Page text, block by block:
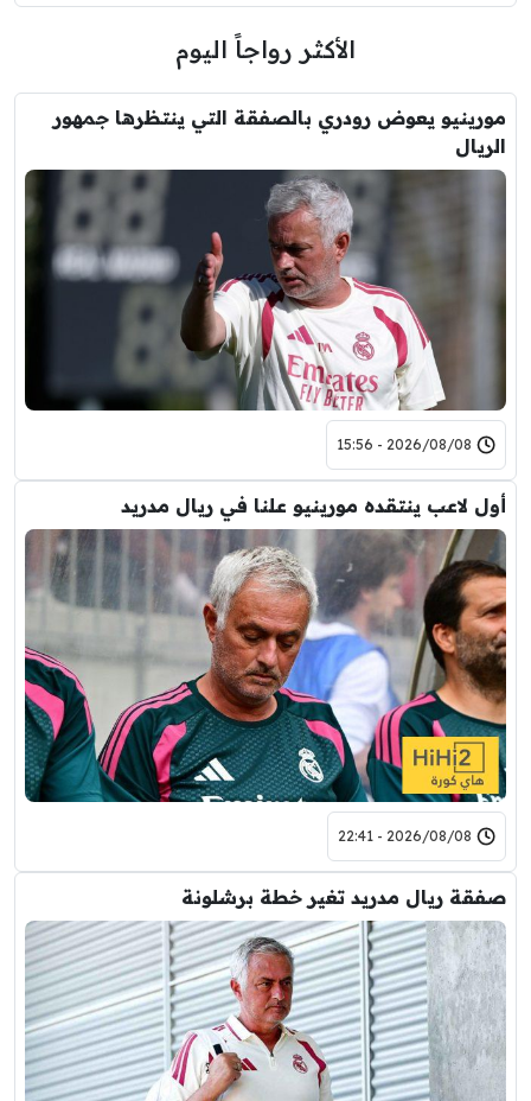
الأكثر رواجاً اليوم
مورينيو يعوض رودري بالصفقة التي ينتظرها جمهور
الريال
2026/08/08 - 15:56
أول لاعب ينتقده مورينيو علنا في ريال مدريد
2026/08/08 - 22:41
صفقة ريال مدريد تغير خطة برشلونة